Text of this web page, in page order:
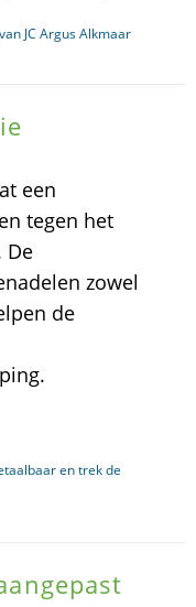
JC Argus Alkmaar
een
tegen het
zowel
de
en trek de